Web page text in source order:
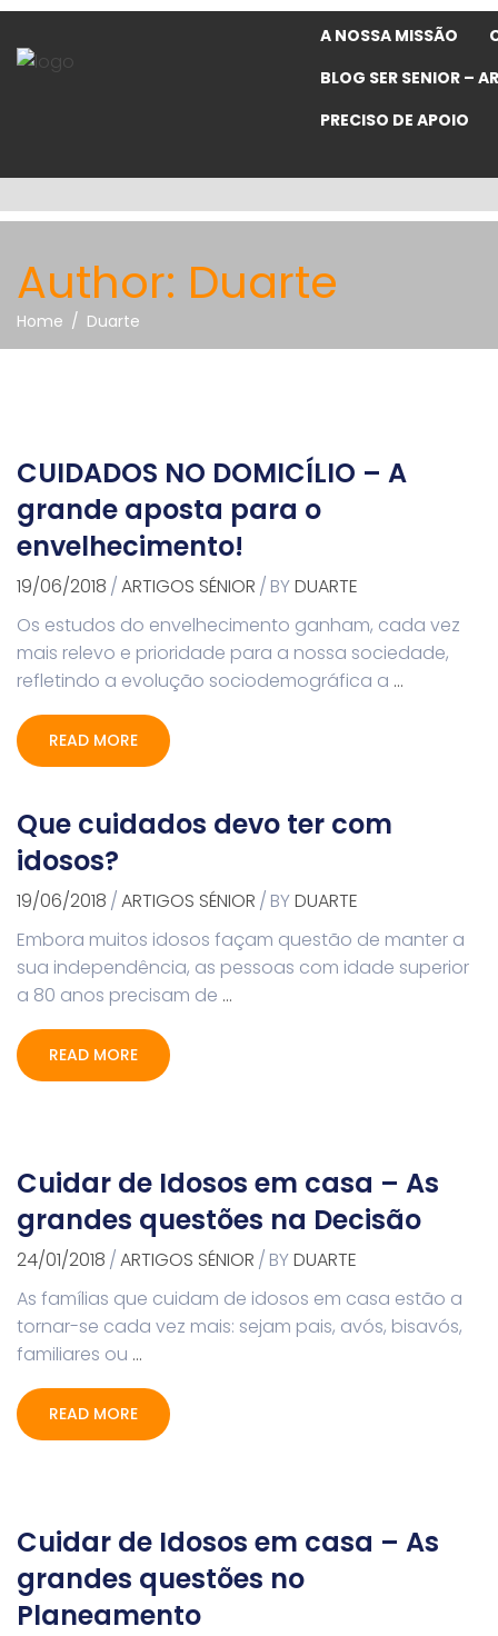
A NOSSA MISSÃO
BLOG SER SENIOR –
PRECISO DE APOIO
Author: Duarte
Home Duarte
CUIDADOS NO DOMICÍLIO – A
grande aposta para o
envelhecimento!
19/06/2018 /ARTIGOS SÉNIOR / BYDUARTE
Os estudos do envelhecimento ganham, cada vez
mais relevo e prioridade para a nossa sociedade,
refletindo a evolução sociodemográfica a …
READ MORE
Que cuidados devo ter com
idosos?
19/06/2018 /ARTIGOS SÉNIOR / BYDUARTE
Embora muitos idosos façam questão de manter a
sua independência, as pessoas com idade superior
a 80 anos precisam de …
READ MORE
Cuidar de Idosos em casa – As
grandes questões na Decisão
24/01/2018 /ARTIGOS SÉNIOR / BYDUARTE
As famílias que cuidam de idosos em casa estão a
tornar-se cada vez mais: sejam pais, avós, bisavós,
familiares ou …
READ MORE
Cuidar de Idosos em casa – As
grandes questões no
Planeamento